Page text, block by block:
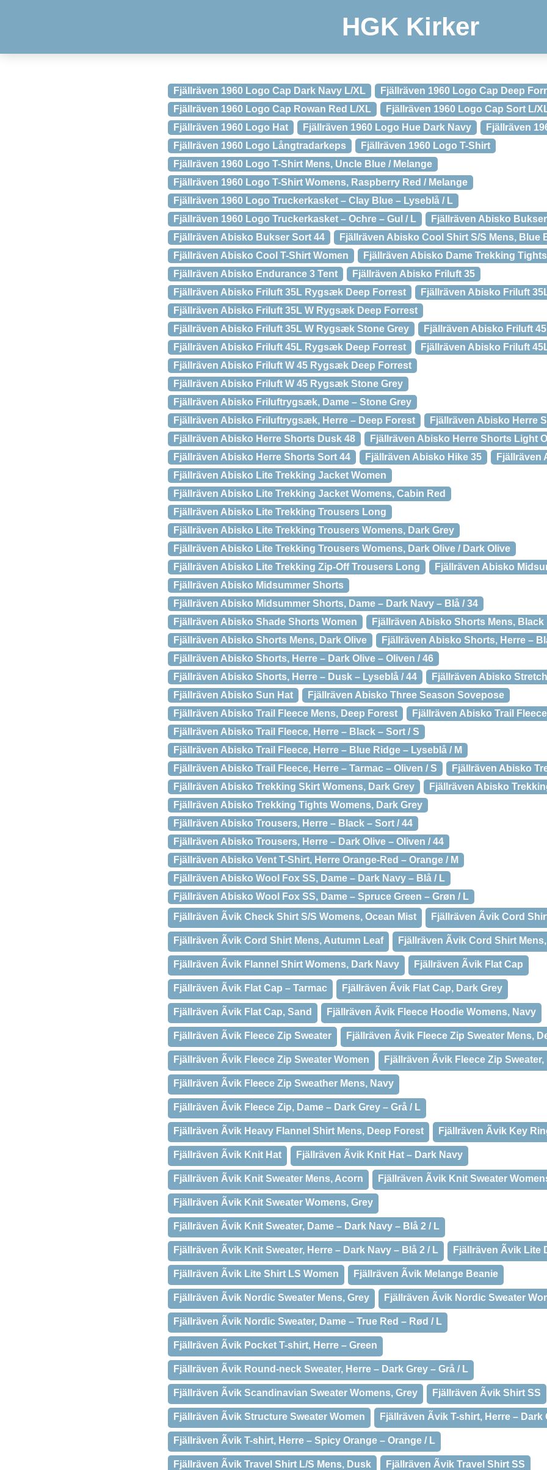
HGK Kirker
Fjällräven 1960 Logo Cap Dark Navy L/XL
Fjällräven 1960 Logo Cap Deep
Fjällräven 1960 Logo Cap Rowan Red L/XL
Fjällräven 1960 Logo Cap Sort L/
Fjällräven 1960 Logo Hat
Fjällräven 1960 Logo Hue Dark Navy
Fjällräven
Fjällräven 1960 Logo Långtradarkeps
Fjällräven 1960 Logo T-Shirt
Fjällräven 1960 Logo T-Shirt Mens, Uncle Blue / Melange
Fjällräven 1960 Logo T-Shirt Womens, Raspberry Red / Melange
Fjällräven 1960 Logo Truckerkasket – Clay Blue – Lyseblå / L
Fjällräven 1960 Logo Truckerkasket – Ochre – Gul / L
Fjällräven Abisko
Fjällräven Abisko Bukser Sort 44
Fjällräven Abisko Cool Shirt S/S Mens, Blue
Fjällräven Abisko Cool T-Shirt Women
Fjällräven Abisko Dame Trekking
Fjällräven Abisko Endurance 3 Tent
Fjällräven Abisko Friluft 35
Fjällräven Abisko Friluft 35L Rygsæk Deep Forrest
Fjällräven Abisko Friluft
Fjällräven Abisko Friluft 35L W Rygsæk Deep Forrest
Fjällräven Abisko Friluft 35L W Rygsæk Stone Grey
Fjällräven Abisko Friluft 45
Fjällräven Abisko Friluft 45L Rygsæk Deep Forrest
Fjällräven Abisko Friluft
Fjällräven Abisko Friluft W 45 Rygsæk Deep Forrest
Fjällräven Abisko Friluft W 45 Rygsæk Stone Grey
Fjällräven Abisko Friluftrygsæk, Dame – Stone Grey
Fjällräven Abisko Friluftrygsæk, Herre – Deep Forest
Fjällräven Abisko Herre
Fjällräven Abisko Herre Shorts Dusk 48
Fjällräven Abisko Herre Shorts Light
Fjällräven Abisko Herre Shorts Sort 44
Fjällräven Abisko Hike 35
Fjällräven
Fjällräven Abisko Lite Trekking Jacket Women
Fjällräven Abisko Lite Trekking Jacket Womens, Cabin Red
Fjällräven Abisko Lite Trekking Trousers Long
Fjällräven Abisko Lite Trekking Trousers Womens, Dark Grey
Fjällräven Abisko Lite Trekking Trousers Womens, Dark Olive / Dark Olive
Fjällräven Abisko Lite Trekking Zip-Off Trousers Long
Fjällräven Abisko
Fjällräven Abisko Midsummer Shorts
Fjällräven Abisko Midsummer Shorts, Dame – Dark Navy – Blå / 34
Fjällräven Abisko Shade Shorts Women
Fjällräven Abisko Shorts Mens, Black
Fjällräven Abisko Shorts Mens, Dark Olive
Fjällräven Abisko Shorts, Herre –
Fjällräven Abisko Shorts, Herre – Dark Olive – Oliven / 46
Fjällräven Abisko Shorts, Herre – Dusk – Lyseblå / 44
Fjällräven Abisko
Fjällräven Abisko Sun Hat
Fjällräven Abisko Three Season Sovepose
Fjällräven Abisko Trail Fleece Mens, Deep Forest
Fjällräven Abisko Trail
Fjällräven Abisko Trail Fleece, Herre – Black – Sort / S
Fjällräven Abisko Trail Fleece, Herre – Blue Ridge – Lyseblå / M
Fjällräven Abisko Trail Fleece, Herre – Tarmac – Oliven / S
Fjällräven Abisko
Fjällräven Abisko Trekking Skirt Womens, Dark Grey
Fjällräven Abisko
Fjällräven Abisko Trekking Tights Womens, Dark Grey
Fjällräven Abisko Trousers, Herre – Black – Sort / 44
Fjällräven Abisko Trousers, Herre – Dark Olive – Oliven / 44
Fjällräven Abisko Vent T-Shirt, Herre Orange-Red – Orange / M
Fjällräven Abisko Wool Fox SS, Dame – Dark Navy – Blå / L
Fjällräven Abisko Wool Fox SS, Dame – Spruce Green – Grøn / L
Fjällräven Ãvik Check Shirt S/S Womens, Ocean Mist
Fjällräven Ãvik Cord
Fjällräven Ãvik Cord Shirt Mens, Autumn Leaf Fjällräven Ãvik Cord Shirt
Fjällräven Ãvik Flannel Shirt Womens, Dark Navy Fjällräven Ãvik Flat Cap
Fjällräven Ãvik Flat Cap – Tarmac Fjällräven Ãvik Flat Cap, Dark Grey
Fjällräven Ãvik Flat Cap, Sand Fjällräven Ãvik Fleece Hoodie Womens, Navy
Fjällräven Ãvik Fleece Zip Sweater Fjällräven Ãvik Fleece Zip Sweater Mens,
Fjällräven Ãvik Fleece Zip Sweater Women Fjällräven Ãvik Fleece Zip
Fjällräven Ãvik Fleece Zip Sweather Mens, Navy
Fjällräven Ãvik Fleece Zip, Dame – Dark Grey – Grå / L
Fjällräven Ãvik Heavy Flannel Shirt Mens, Deep Forest Fjällräven Ãvik Key
Fjällräven Ãvik Knit Hat Fjällräven Ãvik Knit Hat – Dark Navy
Fjällräven Ãvik Knit Sweater Mens, Acorn Fjällräven Ãvik Knit Sweater
Fjällräven Ãvik Knit Sweater Womens, Grey
Fjällräven Ãvik Knit Sweater, Dame – Dark Navy – Blå 2 / L
Fjällräven Ãvik Knit Sweater, Herre – Dark Navy – Blå 2 / L Fjällräven Ãvik
Fjällräven Ãvik Lite Shirt LS Women Fjällräven Ãvik Melange Beanie
Fjällräven Ãvik Nordic Sweater Mens, Grey Fjällräven Ãvik Nordic Sweater
Fjällräven Ãvik Nordic Sweater, Dame – True Red – Rød / L
Fjällräven Ãvik Pocket T-shirt, Herre – Green
Fjällräven Ãvik Round-neck Sweater, Herre – Dark Grey – Grå / L
Fjällräven Ãvik Scandinavian Sweater Womens, Grey Fjällräven Ãvik Shirt SS
Fjällräven Ãvik Structure Sweater Women Fjällräven Ãvik T-shirt, Herre –
Fjällräven Ãvik T-shirt, Herre – Spicy Orange – Orange / L
Fjällräven Ãvik Travel Shirt L/S Mens, Dusk Fjällräven Ãvik Travel Shirt SS